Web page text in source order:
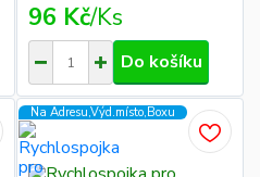
96 Kč/Ks
Do košíku
Na Adresu,Výd.místo,Boxu